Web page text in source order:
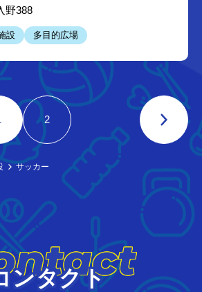
野388
設 多目的広場
2
サッカー
ンタクト